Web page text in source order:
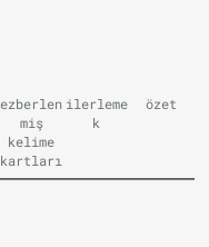
ezberlen
miş
kelime
kartları
ilerleme
k
özet